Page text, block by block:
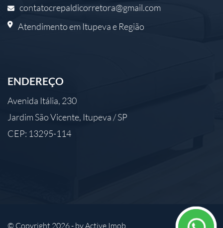
contatocrepaldicorretora@gmail.com
Atendimento em Itupeva e Região
ENDEREÇO
Avenida Itália, 230
Jardim São Vicente, Itupeva / SP
CEP: 13295-114
© Copyright 2026 - byActive Imob